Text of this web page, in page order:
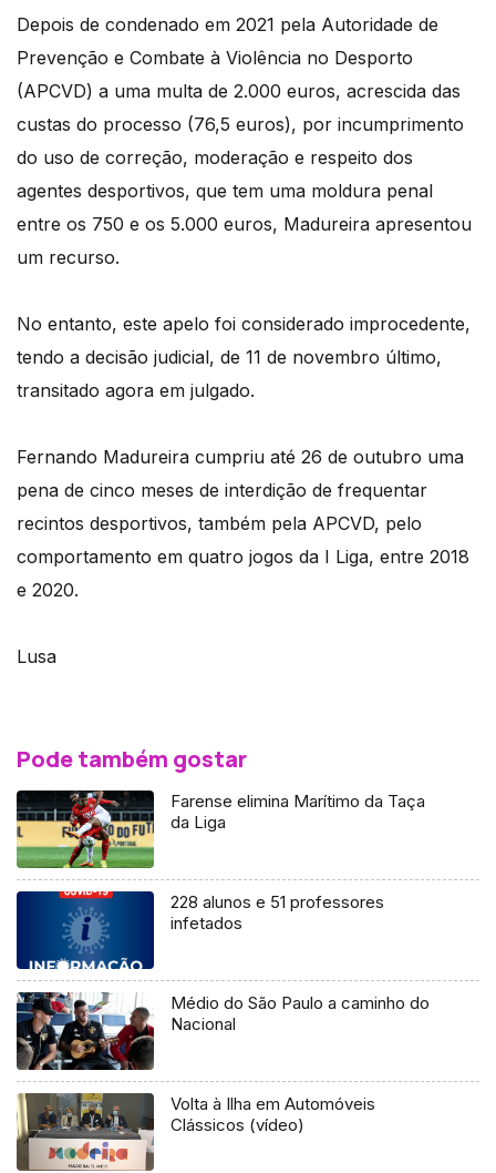
Depois de condenado em 2021 pela Autoridade de
Prevenção e Combate à Violência no Desporto
(APCVD) a uma multa de 2.000 euros, acrescida das
custas do processo (76,5 euros), por incumprimento
do uso de correção, moderação e respeito dos
agentes desportivos, que tem uma moldura penal
entre os 750 e os 5.000 euros, Madureira apresentou
um recurso.
No entanto, este apelo foi considerado improcedente,
tendo a decisão judicial, de 11 de novembro último,
transitado agora em julgado.
Fernando Madureira cumpriu até 26 de outubro uma
pena de cinco meses de interdição de frequentar
recintos desportivos, também pela APCVD, pelo
comportamento em quatro jogos da I Liga, entre 2018
e 2020.
Lusa
Pode também gostar
Farense elimina Marítimo da Taça
da Liga
228 alunos e 51 professores
infetados
Médio do São Paulo a caminho do
Nacional
Volta à Ilha em Automóveis
Clássicos (vídeo)